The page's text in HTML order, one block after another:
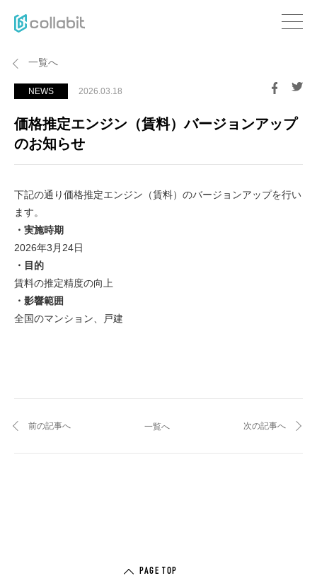
一覧へ
NEWS 2026.03.18
価格推定エンジン（賃料）バージョンアップ
のお知らせ
下記の通り価格推定エンジン（賃料）のバージョンアップを行い
ます。
・実施時期
2026年3月24日
・目的
賃料の推定精度の向上
・影響範囲
全国のマンション、戸建
前の記事へ 一覧へ 次の記事へ
PAGE TOP